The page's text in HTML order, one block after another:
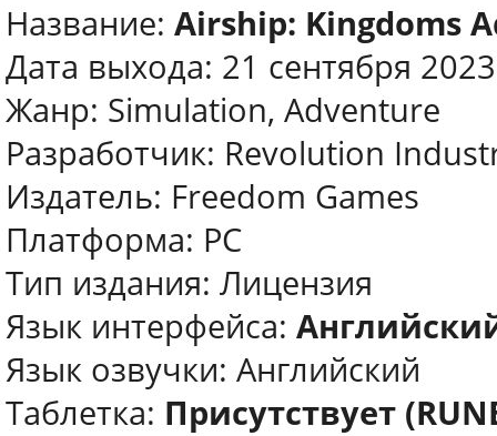
Название: Airship: Kingdoms
Дата выхода: 21 сентября 2023
Жанр: Simulation, Adventure
Разработчик: Revolution
Издатель: Freedom Games
Платформа: PC
Тип издания: Лицензия
Язык интерфейса:
Язык озвучки: Английский
Таблетка: Присутствует